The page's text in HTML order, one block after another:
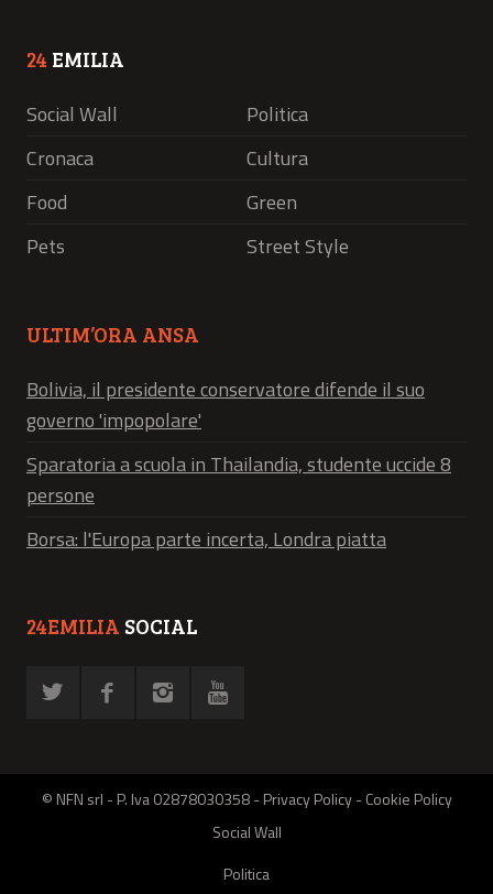
24 EMILIA
Social Wall
Politica
Cronaca
Cultura
Food
Green
Pets
Street Style
ULTIM’ORA ANSA
Bolivia, il presidente conservatore difende il suo
governo 'impopolare'
Sparatoria a scuola in Thailandia, studente uccide 8
persone
Borsa: l'Europa parte incerta, Londra piatta
24EMILIA SOCIAL
© NFN srl - P. Iva 02878030358 -Privacy Policy-Cookie Policy
Social Wall
Politica